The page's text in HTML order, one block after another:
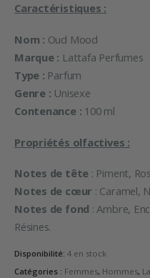
Caractéristiques :
Nom : Oud Mood
Marque : Lattafa Perfumes
Type : Parfum
Genre : Unisexe
Contenance : 100 ml
Propriétés olfactives :
Notes de tête : Piment,
Notes de cœur : Caramel,
Notes de fond : Ambre,
Résines.
Disponibilité: 4 en stock
Catégories : Femmes, Hommes,